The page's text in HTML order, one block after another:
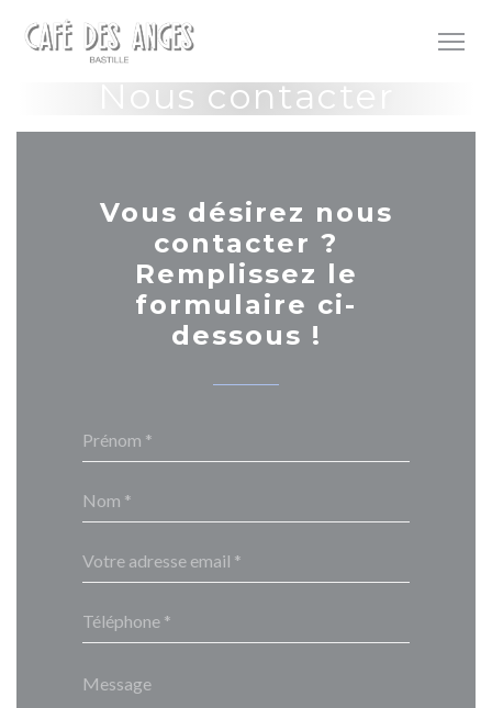
Nous contacter
Vous désirez nous
contacter ?
Remplissez le
formulaire ci-
dessous !